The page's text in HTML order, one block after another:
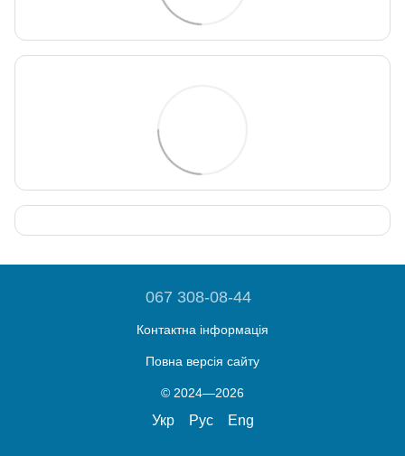
067 308-08-44
Контактна інформація
Повна версія сайту
© 2024—2026
Укр Рус Eng